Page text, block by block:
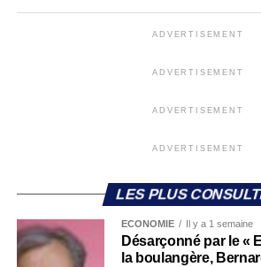
ADVERTISEMENT
ADVERTISEMENT
ADVERTISEMENT
ADVERTISEMENT
LES PLUS
ECONOMIE Il y a 1 semaine
Désarçonné par le «
la boulangère,